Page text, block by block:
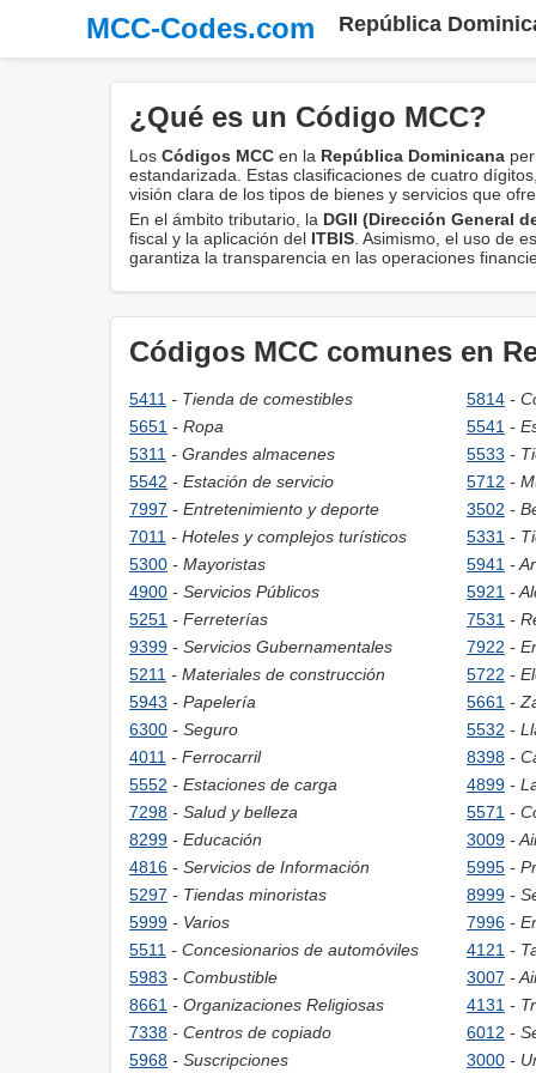
MCC-Codes.com República
¿Qué es un Código MCC?
Los Códigos MCC en la República Dominicana
estandarizada. Estas clasificaciones de cuatro
visión clara de los tipos de bienes y servicios que
En el ámbito tributario, la DGII (Dirección General
fiscal y la aplicación del ITBIS . Asimismo, el uso de
garantiza la transparencia en las operaciones
Códigos MCC comunes en
5411 - Tienda de comestibles 5814 -
5651 - Ropa 5541 -
5311 - Grandes almacenes 5533 -
5542 - Estación de servicio 5712 -
7997 - Entretenimiento y deporte 3502 -
7011 - Hoteles y complejos turísticos 5331 -
5300 - Mayoristas 5941 -
4900 - Servicios Públicos 5921 -
5251 - Ferreterías 7531 -
9399 - Servicios Gubernamentales 7922 -
5211 - Materiales de construcción 5722 -
5943 - Papelería 5661 -
6300 - Seguro 5532 -
4011 - Ferrocarril 8398 -
5552 - Estaciones de carga 4899 -
7298 - Salud y belleza 5571 -
8299 - Educación 3009 -
4816 - Servicios de Información 5995 -
5297 - Tiendas minoristas 8999 -
5999 - Varios 7996 -
5511 - Concesionarios de automóviles 4121 -
5983 - Combustible 3007 -
8661 - Organizaciones Religiosas 4131 -
7338 - Centros de copiado 6012 -
5968 - Suscripciones 3000 -